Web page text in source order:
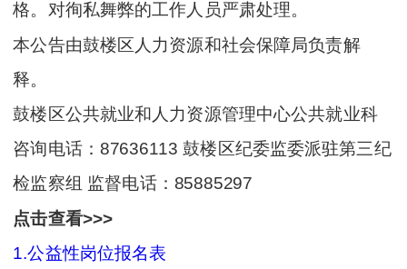
格。对徇私舞弊的工作人员严肃处理。
本公告由鼓楼区人力资源和社会保障局负责解
释。
鼓楼区公共就业和人力资源管理中心公共就业科
咨询电话：87636113 鼓楼区纪委监委派驻第三纪
检监察组 监督电话：85885297
点击查看>>>
1.公益性岗位报名表